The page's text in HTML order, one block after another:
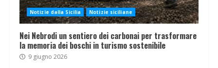
Notizie dalla Sicilia Notizie siciliane
Nei Nebrodi un sentiero dei carbonai per trasformare
la memoria dei boschi in turismo sostenibile
9 giugno 2026